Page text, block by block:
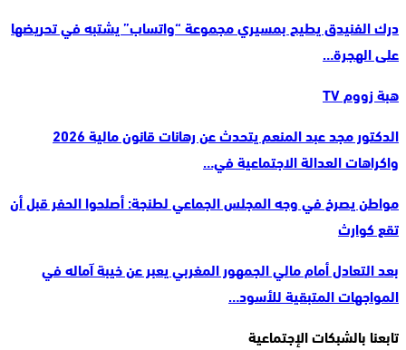
درك الفنيدق يطيح بمسيري مجموعة “واتساب” يشتبه في تحريضها
على الهجرة…
هبة زووم TV
الدكتور مجد عبد المنعم يتحدث عن رهانات قانون مالية 2026
واكراهات العدالة الاجتماعية في…
مواطن يصرخ في وجه المجلس الجماعي لطنجة: أصلحوا الحفر قبل أن
تقع كوارث
بعد التعادل أمام مالي الجمهور المغربي يعبر عن خيبة آماله في
المواجهات المتبقية للأسود…
تابعنا بالشبكات الإجتماعية